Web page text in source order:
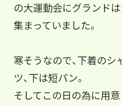
の大運動会にグランド
集まっていました。
寒そうなので、下着のシ
ツ、下は短パン。
そしてこの日の為に用